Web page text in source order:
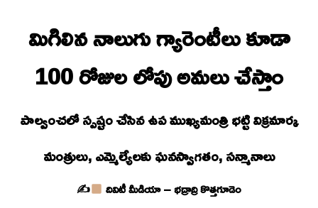
మిగిలిన నాలుగు గ్యారెంటీలు కూడా
100 రోజుల లోపు అమలు చేస్తాం
పాల్వంచలో స్పష్టం చేసిన ఉప ముఖ్యమంత్రి భట్టి విక్రమార్క
మంత్రులు, ఎమ్మెల్యేలకు ఘనస్వాగతం, సన్మానాలు
✍ దివిటీ మీడియా – భద్రాద్రి కొత్తగూడెం